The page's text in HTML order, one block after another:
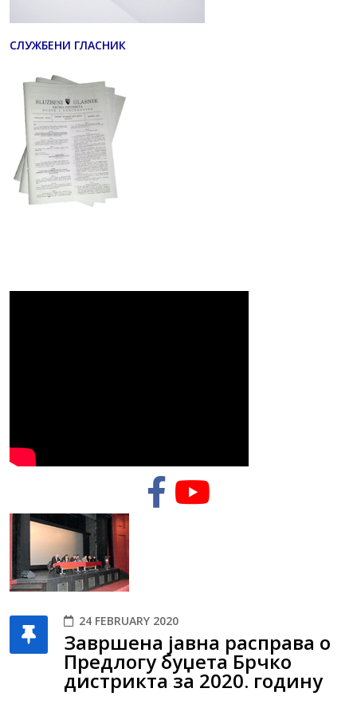
СЛУЖБЕНИ ГЛАСНИК
24 FEBRUARY 2020
Завршена јавна расправа о
Предлогу буџета Брчко
дистрикта за 2020. годину